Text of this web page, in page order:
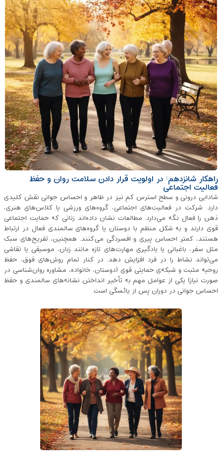
راهکار شانزدهم: در اولویت قرار دادن سلامت روان و حفظ
فعالیت اجتماعی
شادابی درونی و سطح استرس کم نیز در ظاهر و احساس جوانی نقش کلیدی
دارد. شرکت در فعالیت‌های اجتماعی، گروه‌های ورزشی یا کلا‌س‌های هنری،
ذهن را فعال نگه می‌دارد. مطالعات نشان داده‌اند زنانی که حمایت اجتماعی
قوی دارند و به شکل منظم با دوستان یا گروه‌های سالمندی فعال در ارتباط
هستند، کمتر احساس پیری و افسردگی می‌کنند. همچنین، تفریح‌های سبک
مثل سفر، باغبانی یا یادگیری مهارت‌های تازه مانند زبان، موسیقی یا نقاشی
می‌تواند نشاط را در فرد افزایش دهد. در کنار تمام روش‌های فوق، حفظ
روحیه‌ مثبت و شبکه‌ی حمایتی قوی (دوستان، خانواده، مشاوره‌ روان‌شناسی در
صورت نیاز) یکی از عوامل مهم به تأخیر انداختن نشانه‌های سالمندی و حفظ
احساس جوانی در دوران پس از یائسگی است.